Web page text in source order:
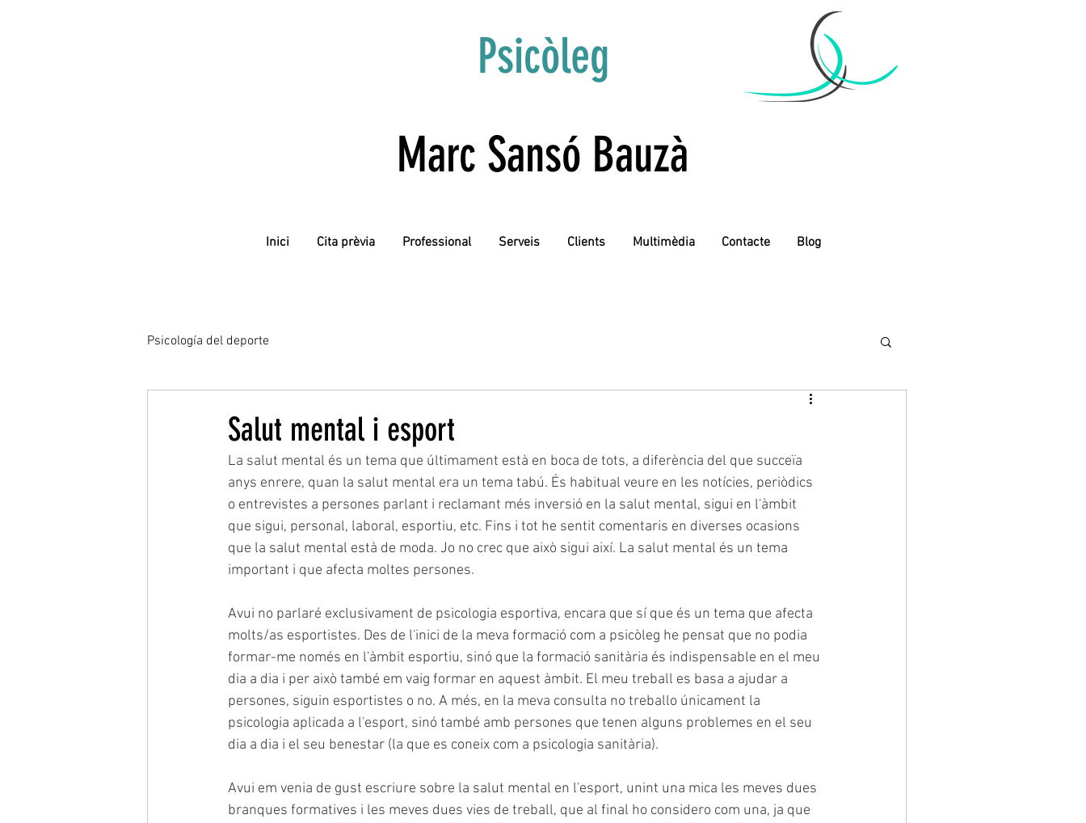
Psicòleg
Marc Sansó Bauzà
Inici Cita prèvia Professional Serveis Clients Multimèdia Contacte Blog
Psicología del deporte
Salut mental i esport
La salut mental és un tema que últimament està en boca de tots, a diferència del que succeïa
anys enrere, quan la salut mental era un tema tabú. És habitual veure en les notícies, periòdics
o entrevistes a persones parlant i reclamant més inversió en la salut mental, sigui en l'àmbit
que sigui, personal, laboral, esportiu, etc. Fins i tot he sentit comentaris en diverses ocasions
que la salut mental està de moda. Jo no crec que això sigui així. La salut mental és un tema
important i que afecta moltes persones.
Avui no parlaré exclusivament de psicologia esportiva, encara que sí que és un tema que afecta
molts/as esportistes. Des de l'inici de la meva formació com a psicòleg he pensat que no podia
formar-me només en l'àmbit esportiu, sinó que la formació sanitària és indispensable en el meu
dia a dia i per això també em vaig formar en aquest àmbit. El meu treball es basa a ajudar a
persones, siguin esportistes o no. A més, en la meva consulta no treballo únicament la
psicologia aplicada a l'esport, sinó també amb persones que tenen alguns problemes en el seu
dia a dia i el seu benestar (la que es coneix com a psicologia sanitària).
Avui em venia de gust escriure sobre la salut mental en l'esport, unint una mica les meves dues
branques formatives i les meves dues vies de treball, que al final ho considero com una, ja que